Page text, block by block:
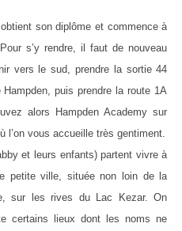
son diplôme et commence à
s’y rendre, il faut de nouveau
vers le sud, prendre la sortie 44
puis prendre la route 1A
alors Hampden Academy sur
l’on vous accueille très gentiment.
et leurs enfants) partent vivre à
petite ville, située non loin de la
sur les rives du Lac Kezar. On
certains lieux dont les noms ne